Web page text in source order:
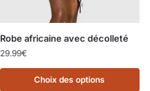
Robe africaine avec décolleté
29.99€
Choix des options